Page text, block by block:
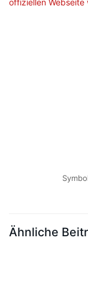
Ähnliche